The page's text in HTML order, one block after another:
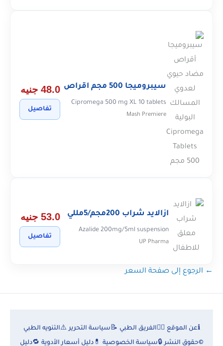
سيبروميجا 500 مجم اقراص
Cipromega 500 mg XL 10 tablets
Mash Premiere
48.0 جنيه
تفاصيل
ازالايد شراب 200مجم/5مللي
Azalide 200mg/5ml suspension
UP Pharma
53.0 جنيه
تفاصيل
← الرجوع إلى صفحة السعر
ℹ️عن الموقع 👨‍⚕️الفريق الطبي 📝سياسة التحرير ⚠️التنويه الطبي
©حقوق النشر 🔒سياسة الخصوصية 💊دليل أسعار الأدوية 🔁دليل